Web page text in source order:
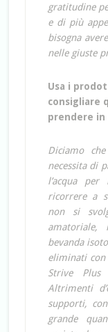
gratitudine
e di più
bisogna
nelle giuste
Usa i
consigliare
prendere in
Diciamo
necessita di
l’acqua
ricorrere a
non si
bevanda
eliminati con
Strive
Altrimenti
supporti,
grande